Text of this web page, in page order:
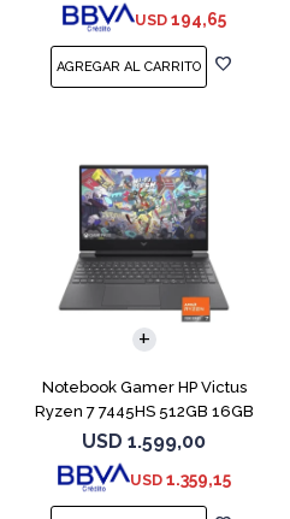
USD 194,65
Notebook Gamer HP Victus
Ryzen 7 7445HS 512GB 16GB
RTX 4050
USD 1.599,00
USD 1.359,15
COMPARAR